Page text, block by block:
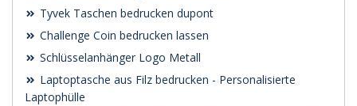
Tyvek Taschen bedrucken dupont
Challenge Coin bedrucken lassen
Schlüsselanhänger Logo Metall
Laptoptasche aus Filz bedrucken - Personalisierte
Laptophülle